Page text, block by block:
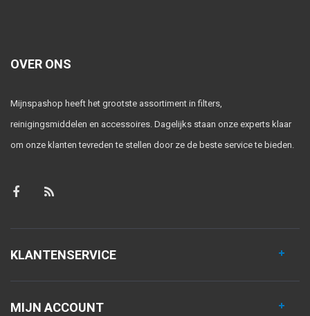
OVER ONS
Mijnspashop heeft het grootste assortiment in filters,
reinigingsmiddelen en accessoires. Dagelijks staan onze experts klaar
om onze klanten tevreden te stellen door ze de beste service te bieden.
KLANTENSERVICE
MIJN ACCOUNT